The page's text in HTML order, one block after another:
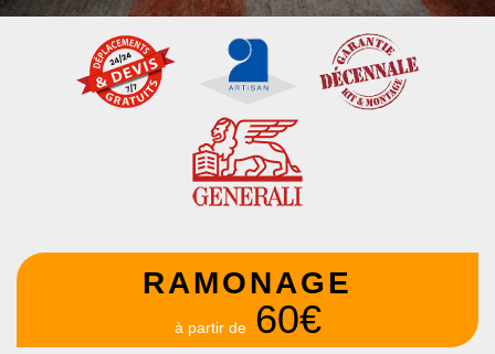
RAMONAGE
à partir de 60€